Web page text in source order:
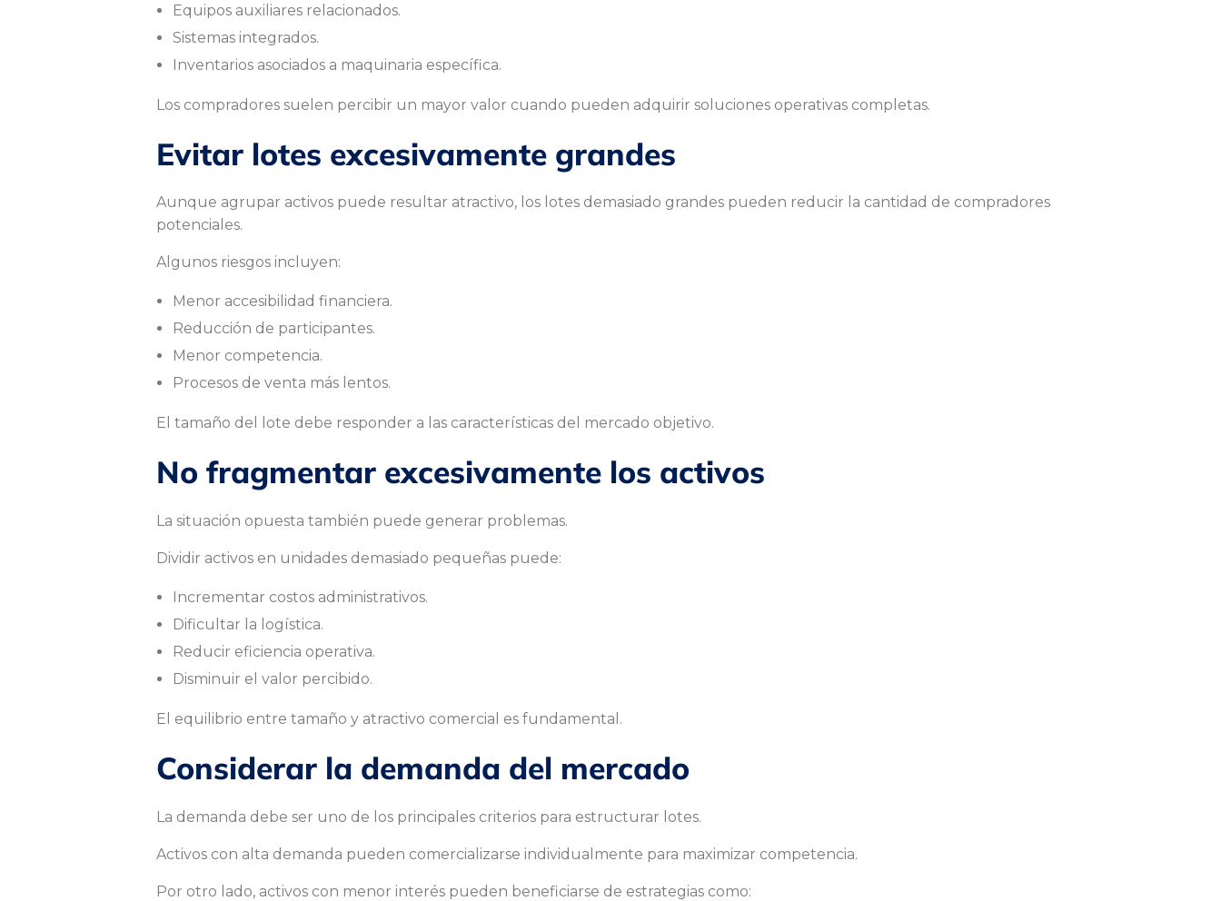
r
a
m
e
j
o
r
e
s
r
e
s
u
l
Equipos auxiliares relacionados.
Sistemas integrados.
Inventarios asociados a maquinaria específica.
Los compradores suelen percibir un mayor valor cuando pueden adquirir soluciones operativas completas.
Evitar lotes excesivamente grandes
Aunque agrupar activos puede resultar atractivo, los lotes demasiado grandes pueden reducir la cantidad de compradores
potenciales.
Algunos riesgos incluyen:
Menor accesibilidad financiera.
Reducción de participantes.
Menor competencia.
Procesos de venta más lentos.
El tamaño del lote debe responder a las características del mercado objetivo.
No fragmentar excesivamente los activos
La situación opuesta también puede generar problemas.
Dividir activos en unidades demasiado pequeñas puede:
Incrementar costos administrativos.
Dificultar la logística.
Reducir eficiencia operativa.
Disminuir el valor percibido.
El equilibrio entre tamaño y atractivo comercial es fundamental.
Considerar la demanda del mercado
La demanda debe ser uno de los principales criterios para estructurar lotes.
Activos con alta demanda pueden comercializarse individualmente para maximizar competencia.
Por otro lado, activos con menor interés pueden beneficiarse de estrategias como: